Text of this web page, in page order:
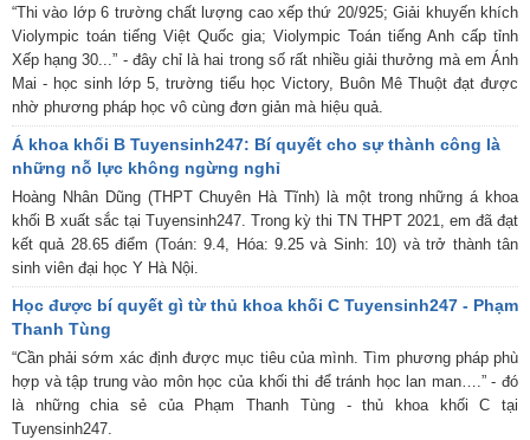
“Thi vào lớp 6 trường chất lượng cao xếp thứ 20/925; Giải khuyến khích
Violympic toán tiếng Việt Quốc gia; Violympic Toán tiếng Anh cấp tỉnh
Xếp hạng 30...” - đây chỉ là hai trong số rất nhiều giải thưởng mà em Ánh
Mai - học sinh lớp 5, trường tiểu học Victory, Buôn Mê Thuột đạt được
nhờ phương pháp học vô cùng đơn giản mà hiệu quả.
Á khoa khối B Tuyensinh247: Bí quyết cho sự thành công là
những nỗ lực không ngừng nghỉ
Hoàng Nhân Dũng (THPT Chuyên Hà Tĩnh) là một trong những á khoa
khối B xuất sắc tại Tuyensinh247. Trong kỳ thi TN THPT 2021, em đã đạt
kết quả 28.65 điểm (Toán: 9.4, Hóa: 9.25 và Sinh: 10) và trở thành tân
sinh viên đại học Y Hà Nội.
Học được bí quyết gì từ thủ khoa khối C Tuyensinh247 - Phạm
Thanh Tùng
“Cần phải sớm xác định được mục tiêu của mình. Tìm phương pháp phù
hợp và tập trung vào môn học của khối thi để tránh học lan man….” - đó
là những chia sẻ của Phạm Thanh Tùng - thủ khoa khối C tại
Tuyensinh247.